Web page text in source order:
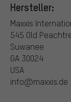
Hersteller:
Maxxis
545 Old
Suwanee
GA 30024
USA
info@maxxis.de